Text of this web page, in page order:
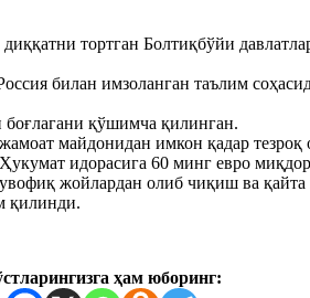
тортган Болтиқбўйи
билан имзоланган таълим
қўшимча қилинган.
майдонидан имкон қадар
идорасига 60 минг евро
жойлардан олиб чиқиш ва
қилинди.
ҳам юборинг: